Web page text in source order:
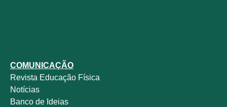
COMUNICAÇÃO
Revista Educação Física
Notícias
Banco de Ideias